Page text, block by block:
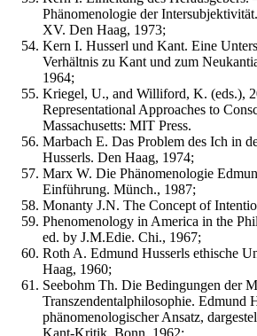
Phänomenologie der
XV. Den Haag, 1973;
Kern I. Husserl und Kant. Eine
Verhältnis zu Kant und zum
1964;
Kriegel, U., and Williford, K. (eds.),
Representational Approaches to
Massachusetts: MIT Press.
Marbach E. Das Problem des Ich in
Husserls. Den Haag, 1974;
Marx W. Die Phänomenologie
Einführung. Münch., 1987;
Monanty J.N. The Concept of
Phenomenology in America in the
ed. by J.M.Edie. Chi., 1967;
Roth A. Edmund Husserls ethische
Haag, 1960;
Seebohm Th. Die Bedingungen der
Transzendentalphilosophie. Edmund
phänomenologischer Ansatz,
Kant-Kritik. Bonn, 1962;